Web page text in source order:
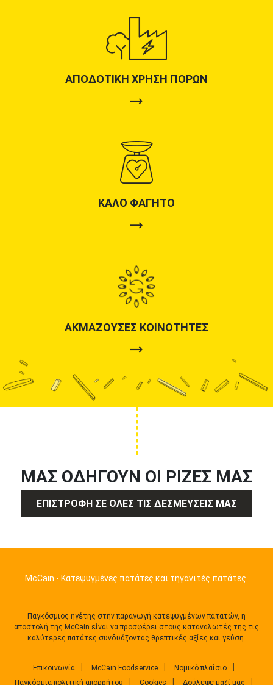
ΑΠΟΔΟΤΙΚΉ ΧΡΉΣΗ ΠΌΡΩΝ
ΚΑΛΌ ΦΑΓΗΤΌ
ΑΚΜΆΖΟΥΣΕΣ ΚΟΙΝΌΤΗΤΕΣ
ΜΑΣ ΟΔΗΓΟΎΝ ΟΙ ΡΊΖΕΣ ΜΑΣ
ΕΠΙΣΤΡΟΦΉ ΣΕ ΌΛΕΣ ΤΙΣ ΔΕΣΜΕΎΣΕΙΣ ΜΑΣ
McCain - Κατεψυγμένες πατάτες και τηγανιτές πατάτες.
Παγκόσμιος ηγέτης στην παραγωγή κατεψυγμένων πατατών, η
αποστολή της McCain είναι να προσφέρει στους καταναλωτές της τις
καλύτερες πατάτες συνδυάζοντας θρεπτικές αξίες και γεύση.
Επικοινωνία McCain Foodservice
Νομικό πλαίσιο
​​​​​​​​​​​​​Παγκόσμια πολιτική απορρήτου
Cookies Δούλεψε μαζί μας